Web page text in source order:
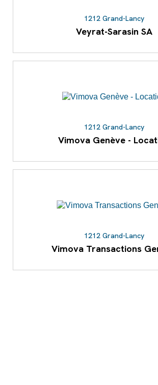
1212 Grand-Lancy
Veyrat-Sarasin SA
1212 Grand-Lancy
Vimova Genève -
1212 Grand-Lancy
Vimova Transactions